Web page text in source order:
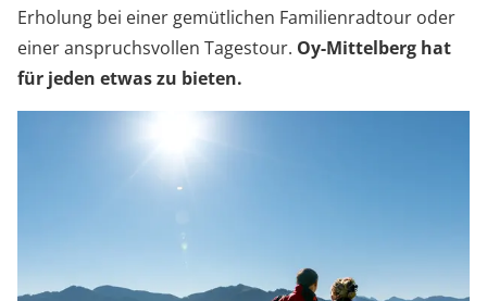
Erholung bei einer gemütlichen Familienradtour oder
einer anspruchsvollen Tagestour. Oy-Mittelberg hat
für jeden etwas zu bieten.